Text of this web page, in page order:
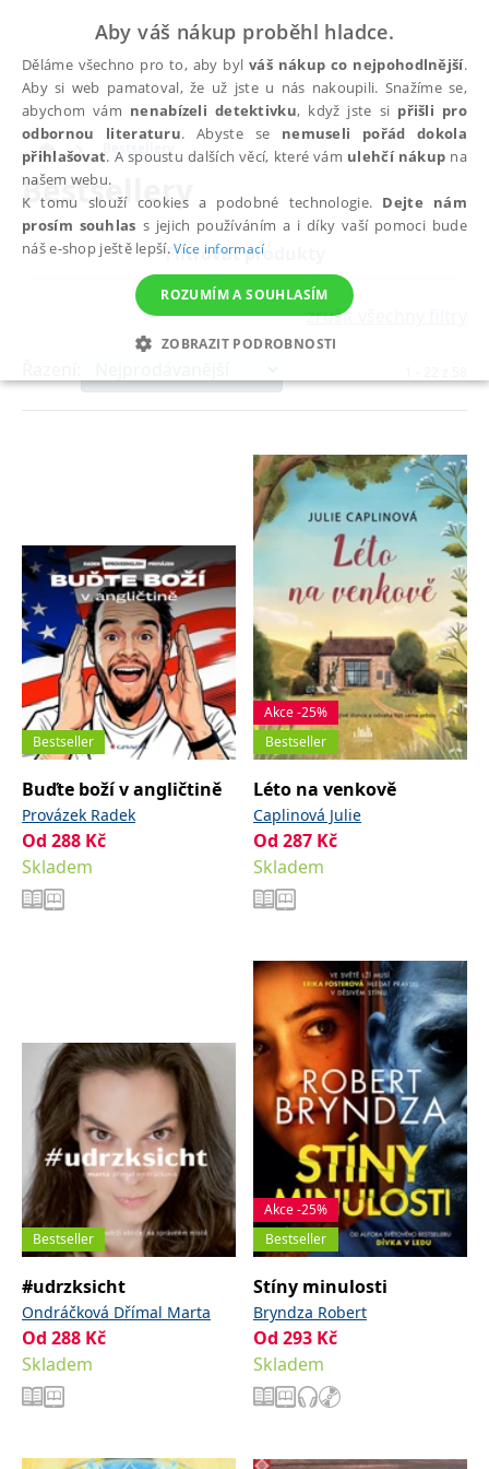
Bestsellery
Bestsellery
Filtrovat produkty
zrušit všechny filtry
Bestseller
Buďte boží v angličtině
Provázek Radek
Od 288 Kč
Skladem
Akce -25%
Bestseller
Léto na venkově
Caplinová Julie
Od 287 Kč
Skladem
Bestseller
#udrzksicht
Ondráčková Dřímal Marta
Od 288 Kč
Skladem
Akce -25%
Bestseller
Stíny minulosti
Bryndza Robert
Od 293 Kč
Skladem
Aby váš nákup proběhl hladce.
Děláme všechno pro to, aby bylváš nákup co nejpohodlnější.
Aby si web pamatoval, že už jste u nás nakoupili. Snažíme se,
abychom vám nenabízeli detektivku, když jste si přišli pro
odbornou literaturu. Abyste se nemuseli pořád dokola
přihlašovat. A spoustu dalších věcí, které vám ulehčí nákup na
našem webu.
K tomu slouží cookies a podobné technologie. Dejte nám
prosím souhlas s jejich používáním a i díky vaší pomoci bude
náš e-shop ještě lepší.Více informací
ROZUMÍM A SOUHLASÍM
ZOBRAZIT PODROBNOSTI
NEZBYTNÉ ANALYTICKÉ MARKETINGOVÉ
Marketingové
Funkční
Nezbytně nutné soubory cookie umožňují základní funkce webových
stránek, jako je přihlášení uživatele a správa účtu. Webové stránky nelze
bez nezbytně nutných souborů cookie správně používat.
Název
Provider /
Doména
Vyprší Popis
CookieScriptConsent
CookieScript
www.grada.cz
1 měsíc
Tento soubor
cookie
používá
služba
Script.com k
fungoval
správně.
www.bambook.cz
Zavřením
prohlížeče
Cookie
generovaný
aplikacemi
založenými
na jazyce
PHP. Toto je
univerzální
identifikátor
používaný k
udržování
proměnných
relací
uživatelů.
Obvykle se
jedná o
náhodně
vygenerované
číslo, jeho
použití může